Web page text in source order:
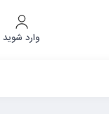
وارد شوید